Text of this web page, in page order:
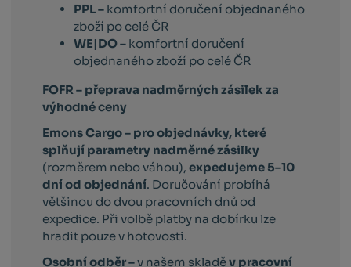
PPL – komfortní doručení objednaného
zboží po celé ČR
WE|DO – komfortní doručení
objednaného zboží po celé ČR
FOFR – přeprava nadměrných zásilek za
výhodné ceny
Emons Cargo – pro objednávky, které
splňují parametry nadměrné zásilky
(rozměrem nebo váhou),expedujeme 5–10
dní od objednání. Doručování probíhá
většinou do dvou pracovních dnů od
expedice. Při volbě platby na dobírku lze
hradit pouze v hotovosti.
Osobní odběr –v našem skladěv pracovní